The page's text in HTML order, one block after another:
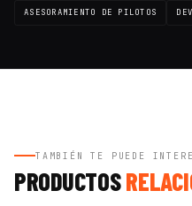
ASESORAMIENTO DE PILOTOS
TAMBIÉN TE PUEDE
PRODUCTOS